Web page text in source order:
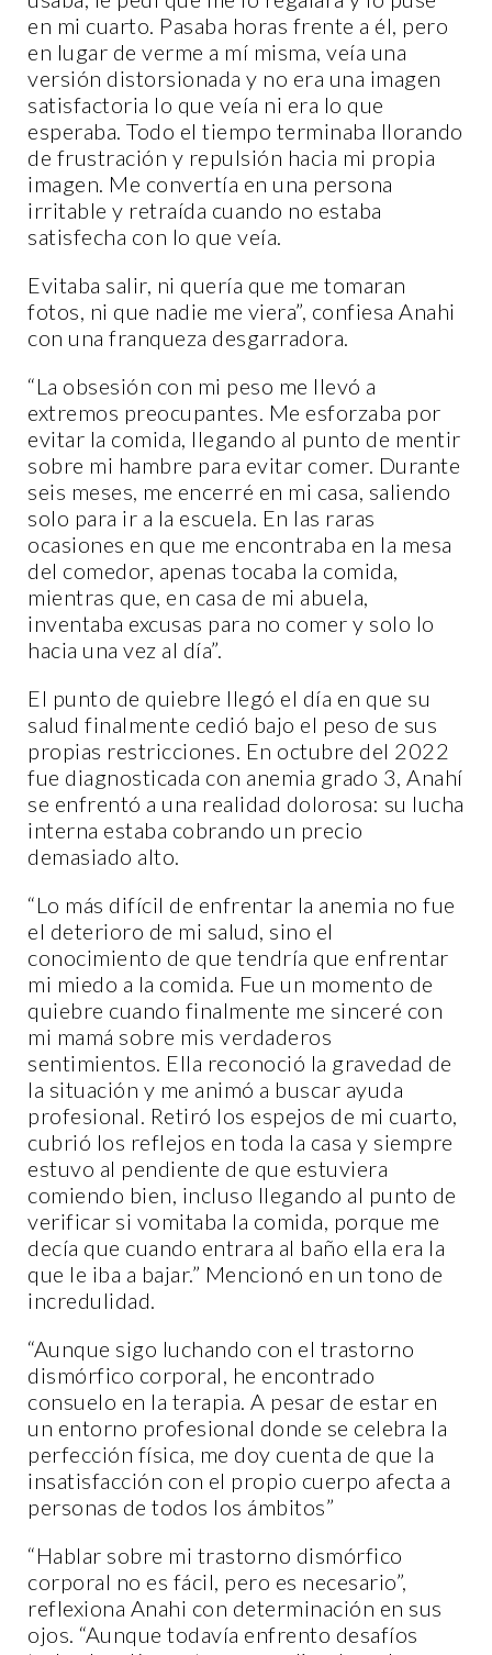
en mi cuarto. Pasaba horas frente a él, pero
en lugar de verme a mí misma, veía una
versión distorsionada y no era una imagen
satisfactoria lo que veía ni era lo que
esperaba. Todo el tiempo terminaba llorando
de frustración y repulsión hacia mi propia
imagen. Me convertía en una persona
irritable y retraída cuando no estaba
satisfecha con lo que veía.
Evitaba salir, ni quería que me tomaran
fotos, ni que nadie me viera”, confiesa Anahi
con una franqueza desgarradora.
“La obsesión con mi peso me llevó a
extremos preocupantes. Me esforzaba por
evitar la comida, llegando al punto de mentir
sobre mi hambre para evitar comer. Durante
seis meses, me encerré en mi casa, saliendo
solo para ir a la escuela. En las raras
ocasiones en que me encontraba en la mesa
del comedor, apenas tocaba la comida,
mientras que, en casa de mi abuela,
inventaba excusas para no comer y solo lo
hacia una vez al día”.
El punto de quiebre llegó el día en que su
salud finalmente cedió bajo el peso de sus
propias restricciones. En octubre del 2022
fue diagnosticada con anemia grado 3, Anahí
se enfrentó a una realidad dolorosa: su lucha
interna estaba cobrando un precio
demasiado alto.
“Lo más difícil de enfrentar la anemia no fue
el deterioro de mi salud, sino el
conocimiento de que tendría que enfrentar
mi miedo a la comida. Fue un momento de
quiebre cuando finalmente me sinceré con
mi mamá sobre mis verdaderos
sentimientos. Ella reconoció la gravedad de
la situación y me animó a buscar ayuda
profesional. Retiró los espejos de mi cuarto,
cubrió los reflejos en toda la casa y siempre
estuvo al pendiente de que estuviera
comiendo bien, incluso llegando al punto de
verificar si vomitaba la comida, porque me
decía que cuando entrara al baño ella era la
que le iba a bajar.” Mencionó en un tono de
incredulidad.
“Aunque sigo luchando con el trastorno
dismórfico corporal, he encontrado
consuelo en la terapia. A pesar de estar en
un entorno profesional donde se celebra la
perfección física, me doy cuenta de que la
insatisfacción con el propio cuerpo afecta a
personas de todos los ámbitos”
“Hablar sobre mi trastorno dismórfico
corporal no es fácil, pero es necesario”,
reflexiona Anahi con determinación en sus
ojos. “Aunque todavía enfrento desafíos